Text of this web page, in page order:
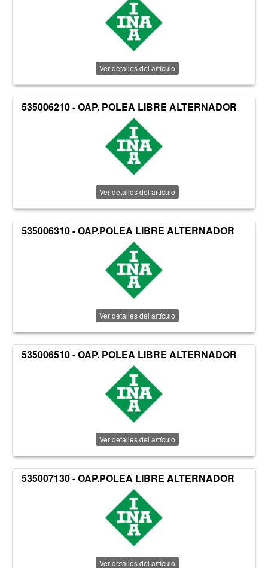
Ver detalles del artículo
535006210 - OAP. POLEA LIBRE ALTERNADOR
Ver detalles del artículo
535006310 - OAP.POLEA LIBRE ALTERNADOR
Ver detalles del artículo
535006510 - OAP. POLEA LIBRE ALTERNADOR
Ver detalles del artículo
535007130 - OAP.POLEA LIBRE ALTERNADOR
Ver detalles del artículo